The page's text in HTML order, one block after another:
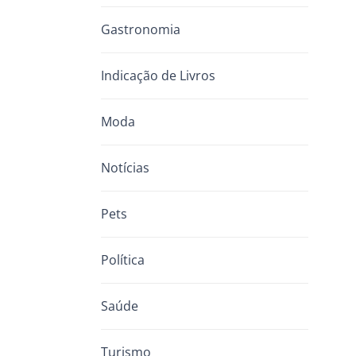
Gastronomia
Indicação de Livros
Moda
Notícias
Pets
Política
Saúde
Turismo